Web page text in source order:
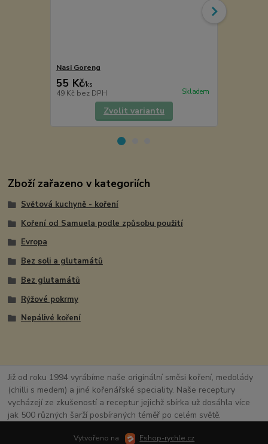
Nasi Goreng
55 Kč/ks
49 Kč bez DPH Skladem
Zvolit variantu
Zboží zařazeno v kategoriích
Světová kuchyně - koření
Koření od Samuela podle způsobu použití
Evropa
Bez soli a glutamátů
Bez glutamátů
Rýžové pokrmy
Nepálivé koření
Již od roku 1994 vyrábíme naše originální směsi koření, medolády
(chilli s medem) a jiné kořenářské speciality. Naše receptury
vycházejí ze zkušeností a receptur jejichž sbírka už dosáhla více
jak 500 různých šarží posbíraných téměř po celém světě.
Vytvořeno na Eshop-rychle.cz